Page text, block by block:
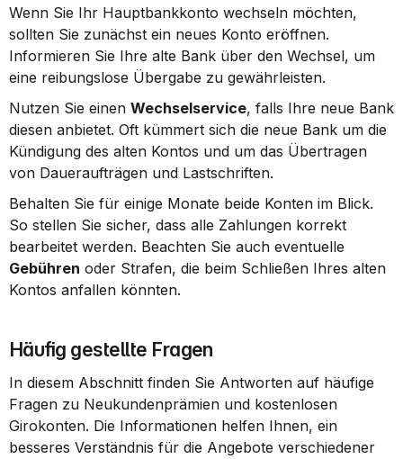
Wenn Sie Ihr Hauptbankkonto wechseln möchten,
sollten Sie zunächst ein neues Konto eröffnen.
Informieren Sie Ihre alte Bank über den Wechsel, um
eine reibungslose Übergabe zu gewährleisten.
Nutzen Sie einen Wechselservice, falls Ihre neue Bank
diesen anbietet. Oft kümmert sich die neue Bank um die
Kündigung des alten Kontos und um das Übertragen
von Daueraufträgen und Lastschriften.
Behalten Sie für einige Monate beide Konten im Blick.
So stellen Sie sicher, dass alle Zahlungen korrekt
Gebühren oder Strafen, die beim Schließen Ihres alten
Kontos anfallen könnten.
Häufig gestellte Fragen
In diesem Abschnitt finden Sie Antworten auf häufige
Fragen zu Neukundenprämien und kostenlosen
Girokonten. Die Informationen helfen Ihnen, ein
besseres Verständnis für die Angebote verschiedener